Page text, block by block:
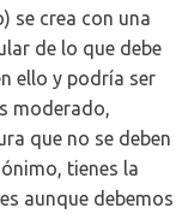
se crea con una
de lo que debe
ello y podría ser
moderado,
que no se deben
tienes la
aunque debemos